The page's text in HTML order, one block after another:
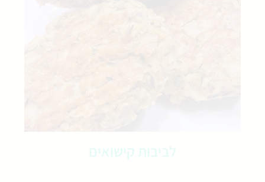
לביבות קישואים